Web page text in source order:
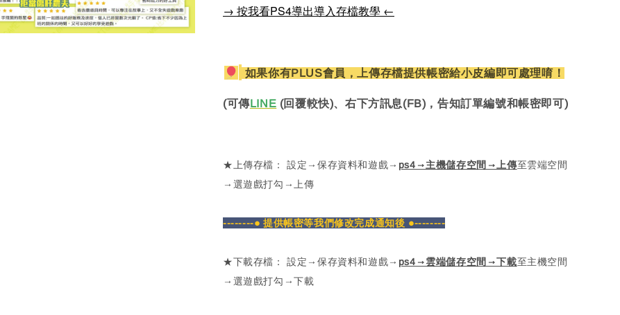
→ 按我看PS4導出導入存檔教學 ←
如果你有PLUS會員，上傳存檔提供帳密給小皮編即可處理唷！
(可傳LINE (回覆較快)、右下方訊息(FB)，告知訂單編號和帳密即可)
★上傳存檔： 設定→保存資料和遊戲→ ps4→主機儲存空間→上傳至雲端空間
→選遊戲打勾→上傳
--------● 提供帳密等我們修改完成通知後 ●--------
★下載存檔： 設定→保存資料和遊戲→ ps4→雲端儲存空間→下載至主機空間
→選遊戲打勾→下載